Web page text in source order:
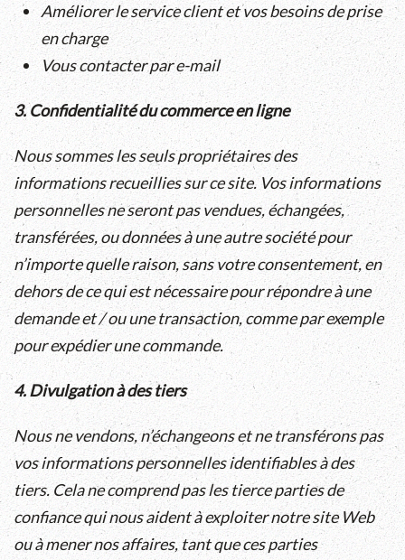
Améliorer le service client et vos besoins de prise
en charge
Vous contacter par e-mail
3. Confidentialité du commerce en ligne
Nous sommes les seuls propriétaires des
informations recueillies sur ce site. Vos informations
personnelles ne seront pas vendues, échangées,
transférées, ou données à une autre société pour
n’importe quelle raison, sans votre consentement, en
dehors de ce qui est nécessaire pour répondre à une
demande et / ou une transaction, comme par exemple
pour expédier une commande.
4. Divulgation à des tiers
Nous ne vendons, n’échangeons et ne transférons pas
vos informations personnelles identifiables à des
tiers. Cela ne comprend pas les tierce parties de
confiance qui nous aident à exploiter notre site Web
ou à mener nos affaires, tant que ces parties